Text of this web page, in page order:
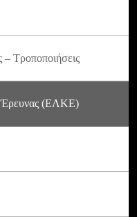
Τροποποιήσεις
Έρευνας (ΕΛΚΕ)